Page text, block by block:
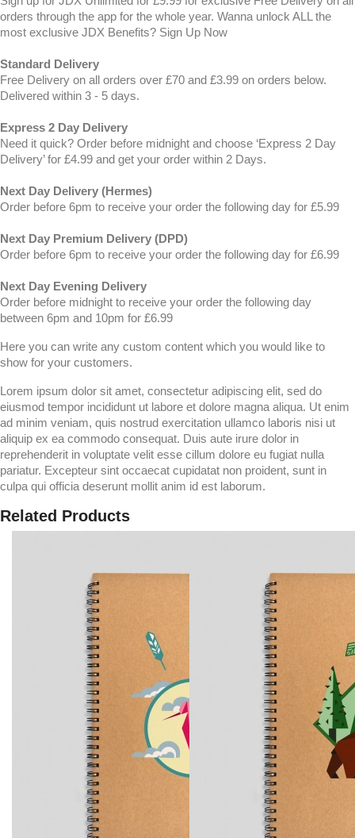
orders through the app for the whole year. Wanna unlock ALL the
most exclusive JDX Benefits? Sign Up Now
Standard Delivery
Free Delivery on all orders over £70 and £3.99 on orders below.
Delivered within 3 - 5 days.
Express 2 Day Delivery
Need it quick? Order before midnight and choose ‘Express 2 Day
Delivery’ for £4.99 and get your order within 2 Days.
Next Day Delivery (Hermes)
Order before 6pm to receive your order the following day for £5.99
Next Day Premium Delivery (DPD)
Order before 6pm to receive your order the following day for £6.99
Next Day Evening Delivery
Order before midnight to receive your order the following day
between 6pm and 10pm for £6.99
Here you can write any custom content which you would like to
show for your customers.
Lorem ipsum dolor sit amet, consectetur adipiscing elit, sed do
eiusmod tempor incididunt ut labore et dolore magna aliqua. Ut enim
ad minim veniam, quis nostrud exercitation ullamco laboris nisi ut
aliquip ex ea commodo consequat. Duis aute irure dolor in
reprehenderit in voluptate velit esse cillum dolore eu fugiat nulla
pariatur. Excepteur sint occaecat cupidatat non proident, sunt in
culpa qui officia deserunt mollit anim id est laborum.
Related Products